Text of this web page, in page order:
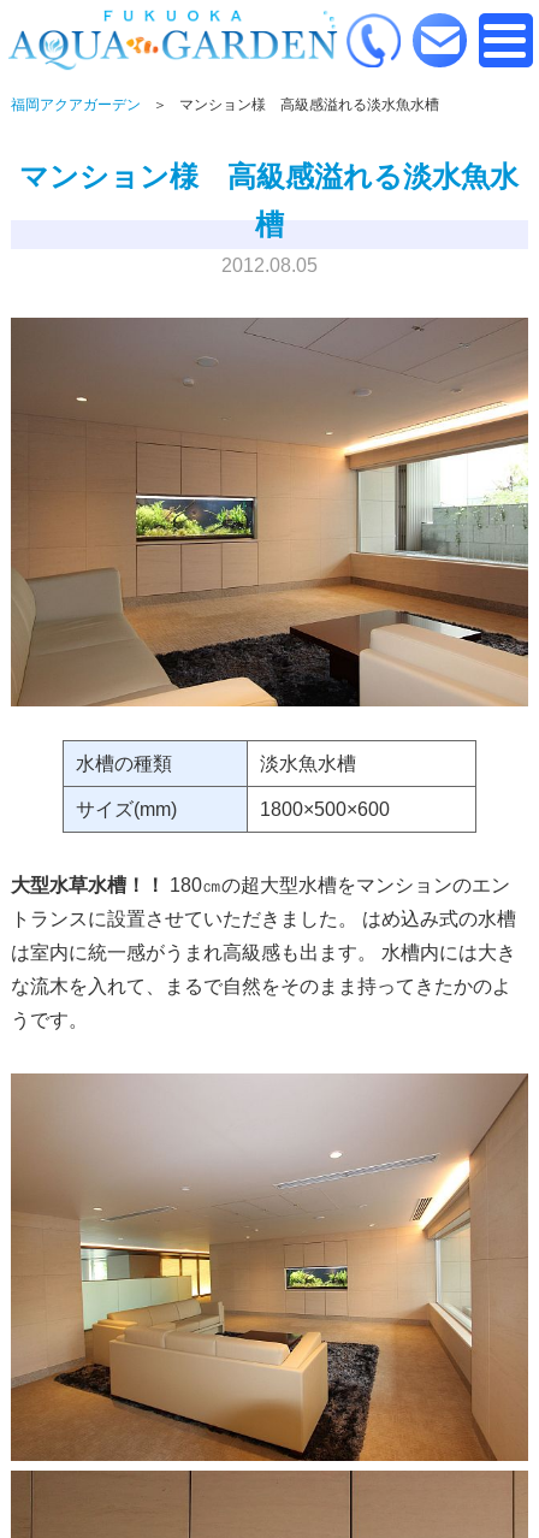
福岡アクアガーデン マンション様 高級感溢れる淡水魚水槽
マンション様 高級感溢れる淡水魚水
槽
2012.08.05
水槽の種類 淡水魚水槽
サイズ(mm) 1800×500×600
大型水草水槽！！
180㎝の超大型水槽をマンションのエン
トランスに設置させていただきました。 はめ込み式の水槽
は室内に統一感がうまれ高級感も出ます。 水槽内には大き
な流木を入れて、まるで自然をそのまま持ってきたかのよ
うです。